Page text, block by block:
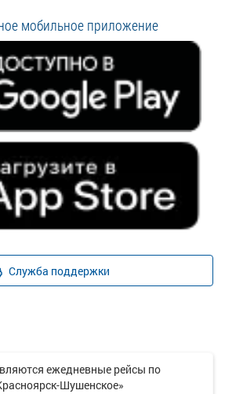
мобильное приложение
Служба поддержки
ежедневные рейсы по
Шушенское»